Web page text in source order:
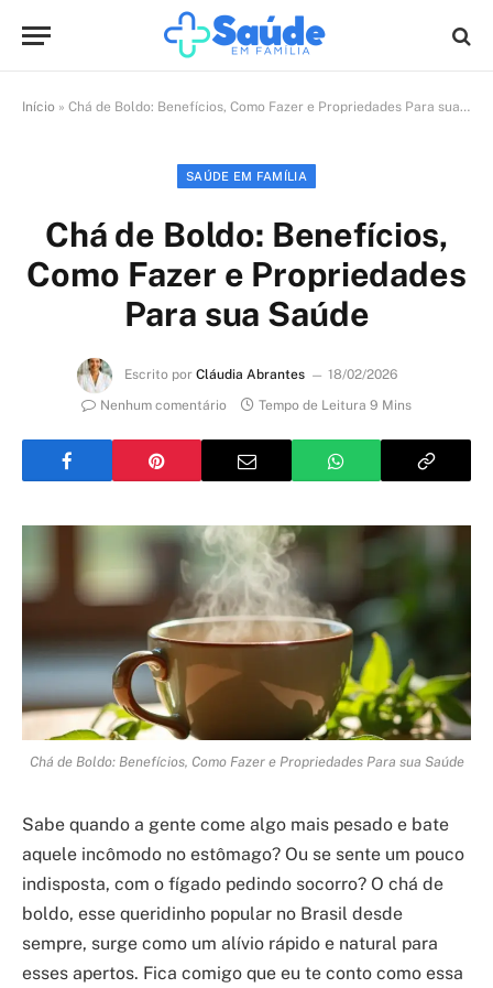
Início » Chá de Boldo: Benefícios, Como Fazer e Propriedades Para sua Saúde
SAÚDE EM FAMÍLIA
Chá de Boldo: Benefícios,
Como Fazer e Propriedades
Para sua Saúde
Escrito por Cláudia Abrantes
18/02/2026
Nenhum comentário
Tempo de Leitura 9 Mins
Chá de Boldo: Benefícios, Como Fazer e Propriedades Para sua Saúde
Sabe quando a gente come algo mais pesado e bate
aquele incômodo no estômago? Ou se sente um pouco
indisposta, com o fígado pedindo socorro? O chá de
boldo, esse queridinho popular no Brasil desde
sempre, surge como um alívio rápido e natural para
esses apertos. Fica comigo que eu te conto como essa